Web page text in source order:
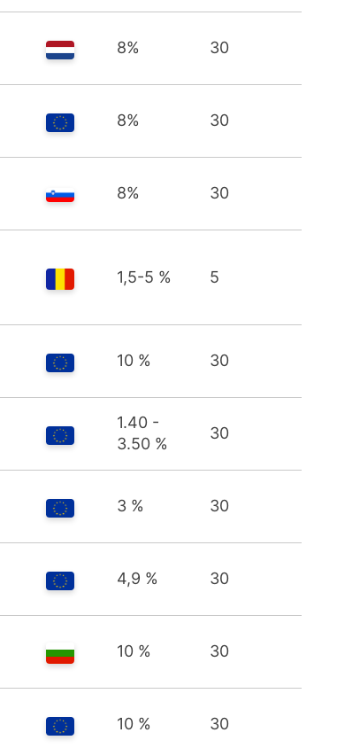
8% 30
8% 30
8% 30
1,5-5 % 5
10 % 30
1.40 -
3.50 %
30
3 % 30
4,9 % 30
10 % 30
10 % 30